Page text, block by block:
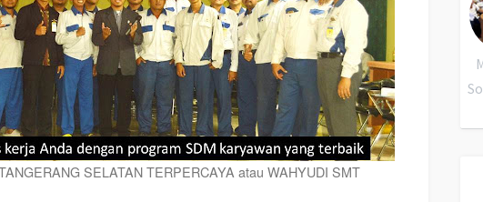
SELATAN TERPERCAYA atau WAHYUDI SMT